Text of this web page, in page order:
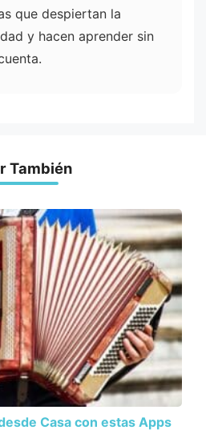
que despiertan la
y hacen aprender sin
También
Casa con estas Apps